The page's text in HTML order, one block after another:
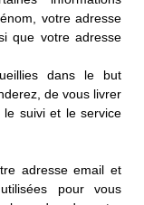
votre adresse
que votre adresse
dans le but
de vous livrer
le suivi et le service
adresse email et
pour vous